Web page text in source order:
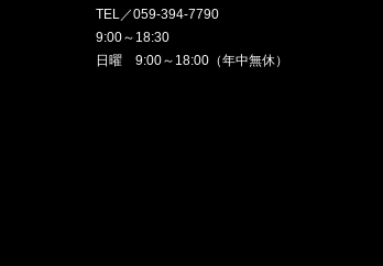
TEL／059-394-7790
9:00～18:30
日曜 9:00～18:00（年中無休）